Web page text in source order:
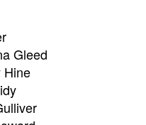
Gleed
Hine